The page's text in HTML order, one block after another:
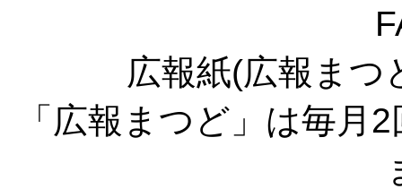
広報紙(広報ま
「広報まつど」は毎月